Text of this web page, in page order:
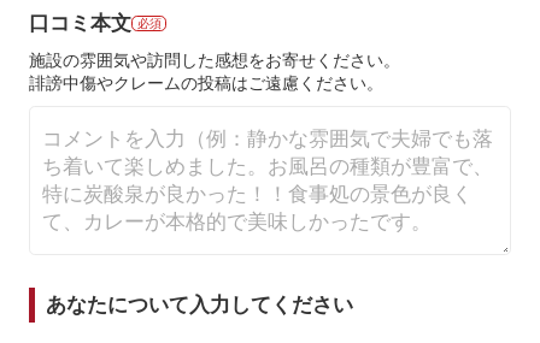
口コミ本文 必須
施設の雰囲気や訪問した感想をお寄せください。
誹謗中傷やクレームの投稿はご遠慮ください。
あなたについて入力してください